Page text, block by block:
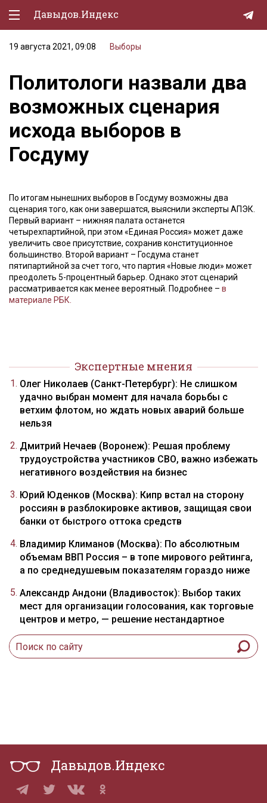
Давыдов.Индекс
Политическая жизнь
Экономика
Природа
Образование
Спорт
Lifestyle
Мурзилка
19 августа 2021, 09:08 Выборы
Политологи назвали два
возможных сценария
исхода выборов в
Госдуму
По итогам нынешних выборов в Госдуму возможны два
сценария того, как они завершатся, выяснили эксперты АПЭК.
Первый вариант – нижняя палата останется
четырехпартийной, при этом «Единая Россия» может даже
увеличить свое присутствие, сохранив конституционное
большинство. Второй вариант – Госдума станет
пятипартийной за счет того, что партия «Новые люди» может
преодолеть 5-процентный барьер. Однако этот сценарий
рассматривается как менее вероятный. Подробнее – в
материале РБК.
Экспертные мнения
Олег Николаев (Санкт-Петербург): Не слишком
удачно выбран момент для начала борьбы с
ветхим флотом, но ждать новых аварий больше
нельзя
Дмитрий Нечаев (Воронеж): Решая проблему
трудоустройства участников СВО, важно избежать
негативного воздействия на бизнес
Юрий Юденков (Москва): Кипр встал на сторону
россиян в разблокировке активов, защищая свои
банки от быстрого оттока средств
Владимир Климанов (Москва): По абсолютным
объемам ВВП Россия – в топе мирового рейтинга,
а по среднедушевым показателям гораздо ниже
Александр Андони (Владивосток): Выбор таких
мест для организации голосования, как торговые
центров и метро, — решение нестандартное
Давыдов.Индекс